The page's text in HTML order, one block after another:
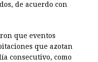
de acuerdo con
que eventos
que azotan
consecutivo, como